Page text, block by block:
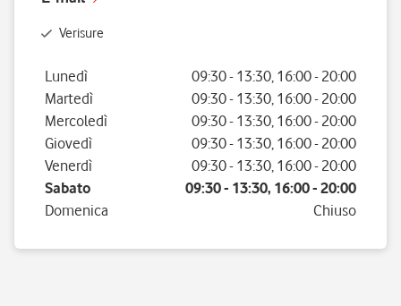
Verisure
Giorno della settimanaOrario
Lunedì 09:30- 13:30, 16:00- 20:00
Martedì
09:30- 13:30, 16:00- 20:00
Mercoledì
09:30- 13:30, 16:00- 20:00
Giovedì
09:30- 13:30, 16:00- 20:00
Venerdì
09:30- 13:30, 16:00- 20:00
Sabato
09:30- 13:30, 16:00- 20:00
Domenica
Chiuso